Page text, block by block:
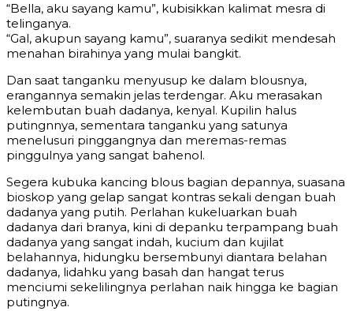
“Bella, aku sayang kamu”, kubisikkan kalimat mesra di
telinganya.
“Gal, akupun sayang kamu”, suaranya sedikit mendesah
menahan birahinya yang mulai bangkit.
Dan saat tanganku menyusup ke dalam blousnya,
erangannya semakin jelas terdengar. Aku merasakan
kelembutan buah dadanya, kenyal. Kupilin halus
putingnnya, sementara tanganku yang satunya
menelusuri pinggangnya dan meremas-remas
pinggulnya yang sangat bahenol.
Segera kubuka kancing blous bagian depannya, suasana
bioskop yang gelap sangat kontras sekali dengan buah
dadanya yang putih. Perlahan kukeluarkan buah
dadanya dari branya, kini di depanku terpampang buah
dadanya yang sangat indah, kucium dan kujilat
belahannya, hidungku bersembunyi diantara belahan
dadanya, lidahku yang basah dan hangat terus
menciumi sekelilingnya perlahan naik hingga ke bagian
putingnya.